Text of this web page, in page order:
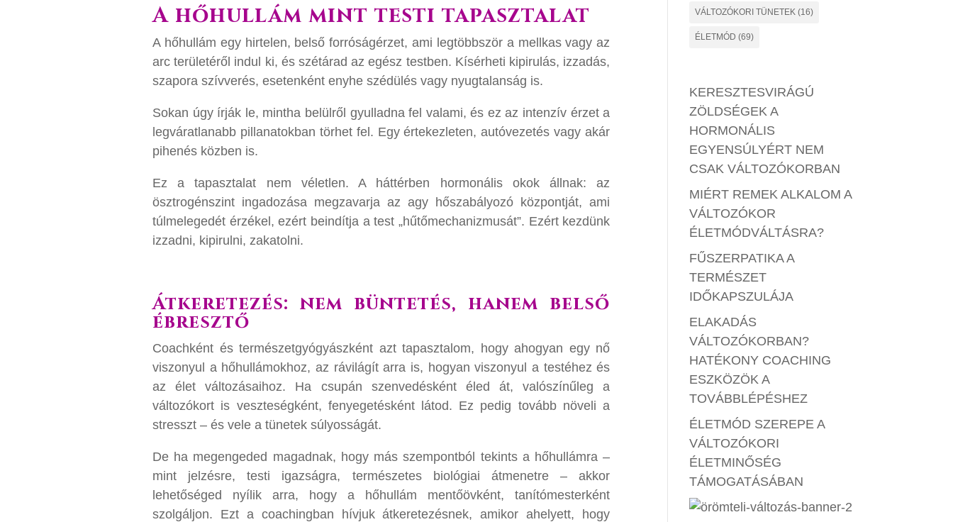
A hőhullám mint testi tapasztalat
A hőhullám egy hirtelen, belső forróságérzet, ami legtöbbször a mellkas vagy az
arc területéről indul ki, és szétárad az egész testben. Kísérheti kipirulás, izzadás,
szapora szívverés, esetenként enyhe szédülés vagy nyugtalanság is.
Sokan úgy írják le, mintha belülről gyulladna fel valami, és ez az intenzív érzet a
legváratlanabb pillanatokban törhet fel. Egy értekezleten, autóvezetés vagy akár
pihenés közben is.
Ez a tapasztalat nem véletlen. A háttérben hormonális okok állnak: az
ösztrogénszint ingadozása megzavarja az agy hőszabályozó központját, ami
túlmelegedét érzékel, ezért beindítja a test „hűtőmechanizmusát”. Ezért kezdünk
izzadni, kipirulni, zakatolni.
Átkeretezés: nem büntetés, hanem belső
ébresztő
Coachként és természetgyógyászként azt tapasztalom, hogy ahogyan egy nő
viszonyul a hőhullámokhoz, az rávilágít arra is, hogyan viszonyul a testéhez és
az élet változásaihoz. Ha csupán szenvedésként éled át, valószínűleg a
változókort is veszteségként, fenyegetésként látod. Ez pedig tovább növeli a
stresszt – és vele a tünetek súlyosságát.
De ha megengeded magadnak, hogy más szempontból tekints a hőhullámra –
mint jelzésre, testi igazságra, természetes biológiai átmenetre – akkor
lehetőséged nyílik arra, hogy a hőhullám mentőövként, tanítómesterként
szolgáljon. Ezt a coachingban hívjuk átkeretezésnek, amikor ahelyett, hogy
VÁLTOZÓKORI TÜNETEK(16)
ÉLETMÓD (69)
KERESZTESVIRÁGÚ
ZÖLDSÉGEK A
HORMONÁLIS
EGYENSÚLYÉRT NEM
CSAK VÁLTOZÓKORBAN
MIÉRT REMEK ALKALOM A
VÁLTOZÓKOR
ÉLETMÓDVÁLTÁSRA?
FŰSZERPATIKA A
TERMÉSZET
IDŐKAPSZULÁJA
ELAKADÁS
VÁLTOZÓKORBAN?
HATÉKONY COACHING
ESZKÖZÖK A
TOVÁBBLÉPÉSHEZ
ÉLETMÓD SZEREPE A
VÁLTOZÓKORI
ÉLETMINŐSÉG
TÁMOGATÁSÁBAN